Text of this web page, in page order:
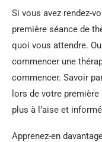
Si vous avez rendez-
première séance de
quoi vous attendre.
commencer une
commencer. Savoir
lors de votre
plus à l’aise et
Apprenez-en